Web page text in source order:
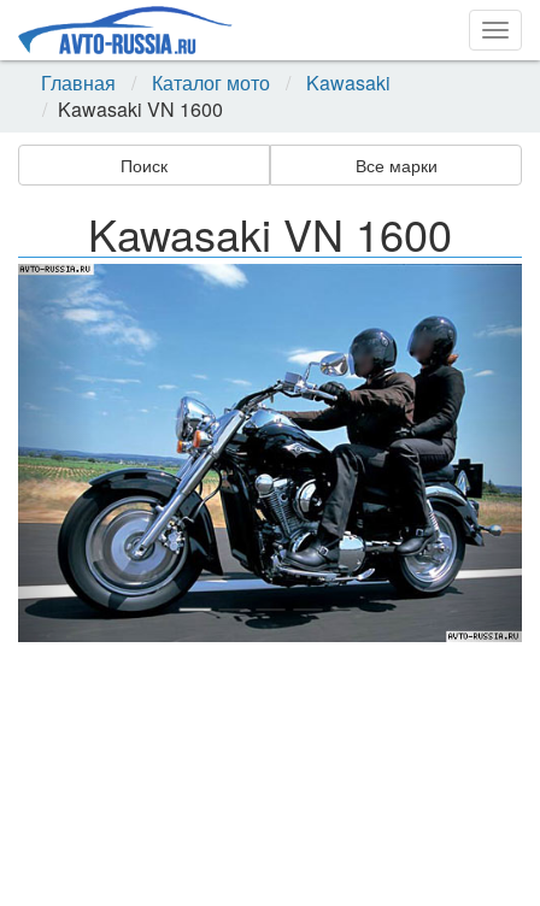
Главная
Каталог мото
Kawasaki
Kawasaki VN 1600
Поиск Все марки
Kawasaki VN 1600
Назад